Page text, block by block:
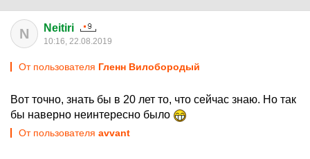
N Neitiri
10:16, 22.08.2019
От пользователя Гленн Вилобородый
Вот точно, знать бы в 20 лет то, что сейчас знаю. Но так
бы наверно неинтересно было
От пользователя avvant